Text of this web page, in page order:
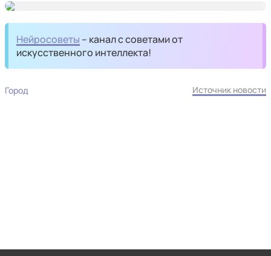
Нейросоветы – канал с советами от
искусственного интеллекта!
Город Источник новости